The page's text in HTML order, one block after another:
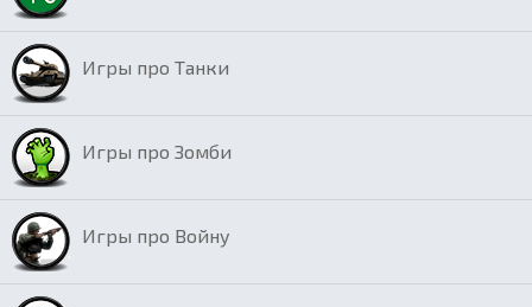
Игры про Танки
Игры про Зомби
Игры про Войну